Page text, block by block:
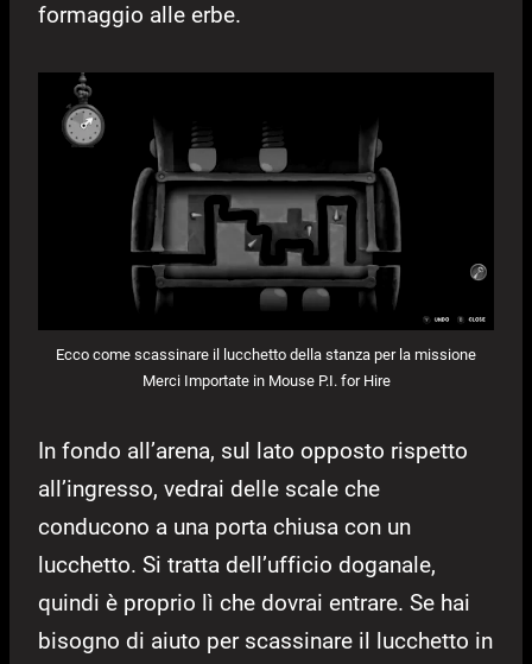
formaggio alle erbe.
Ecco come scassinare il lucchetto della stanza per la missione
Merci Importate in Mouse P.I. for Hire
In fondo all’arena, sul lato opposto rispetto
all’ingresso, vedrai delle scale che
conducono a una porta chiusa con un
lucchetto. Si tratta dell’ufficio doganale,
quindi è proprio lì che dovrai entrare. Se hai
bisogno di aiuto per scassinare il lucchetto in